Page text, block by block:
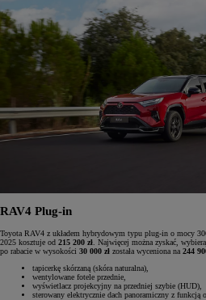
RAV4 Plug-in
Toyota RAV4 z układem hybrydowym typu plug-in o mocy
2025 kosztuje od 215 200 zł . Najwięcej można zyskać,
po rabacie w wysokości 30 000 zł została wyceniona na 244
tapicerkę skórzaną (skóra naturalna),
wentylowane fotele przednie,
wyświetlacz projekcyjny na przedniej szybie (HUD),
sterowany elektrycznie dach panoramiczny z funkcją